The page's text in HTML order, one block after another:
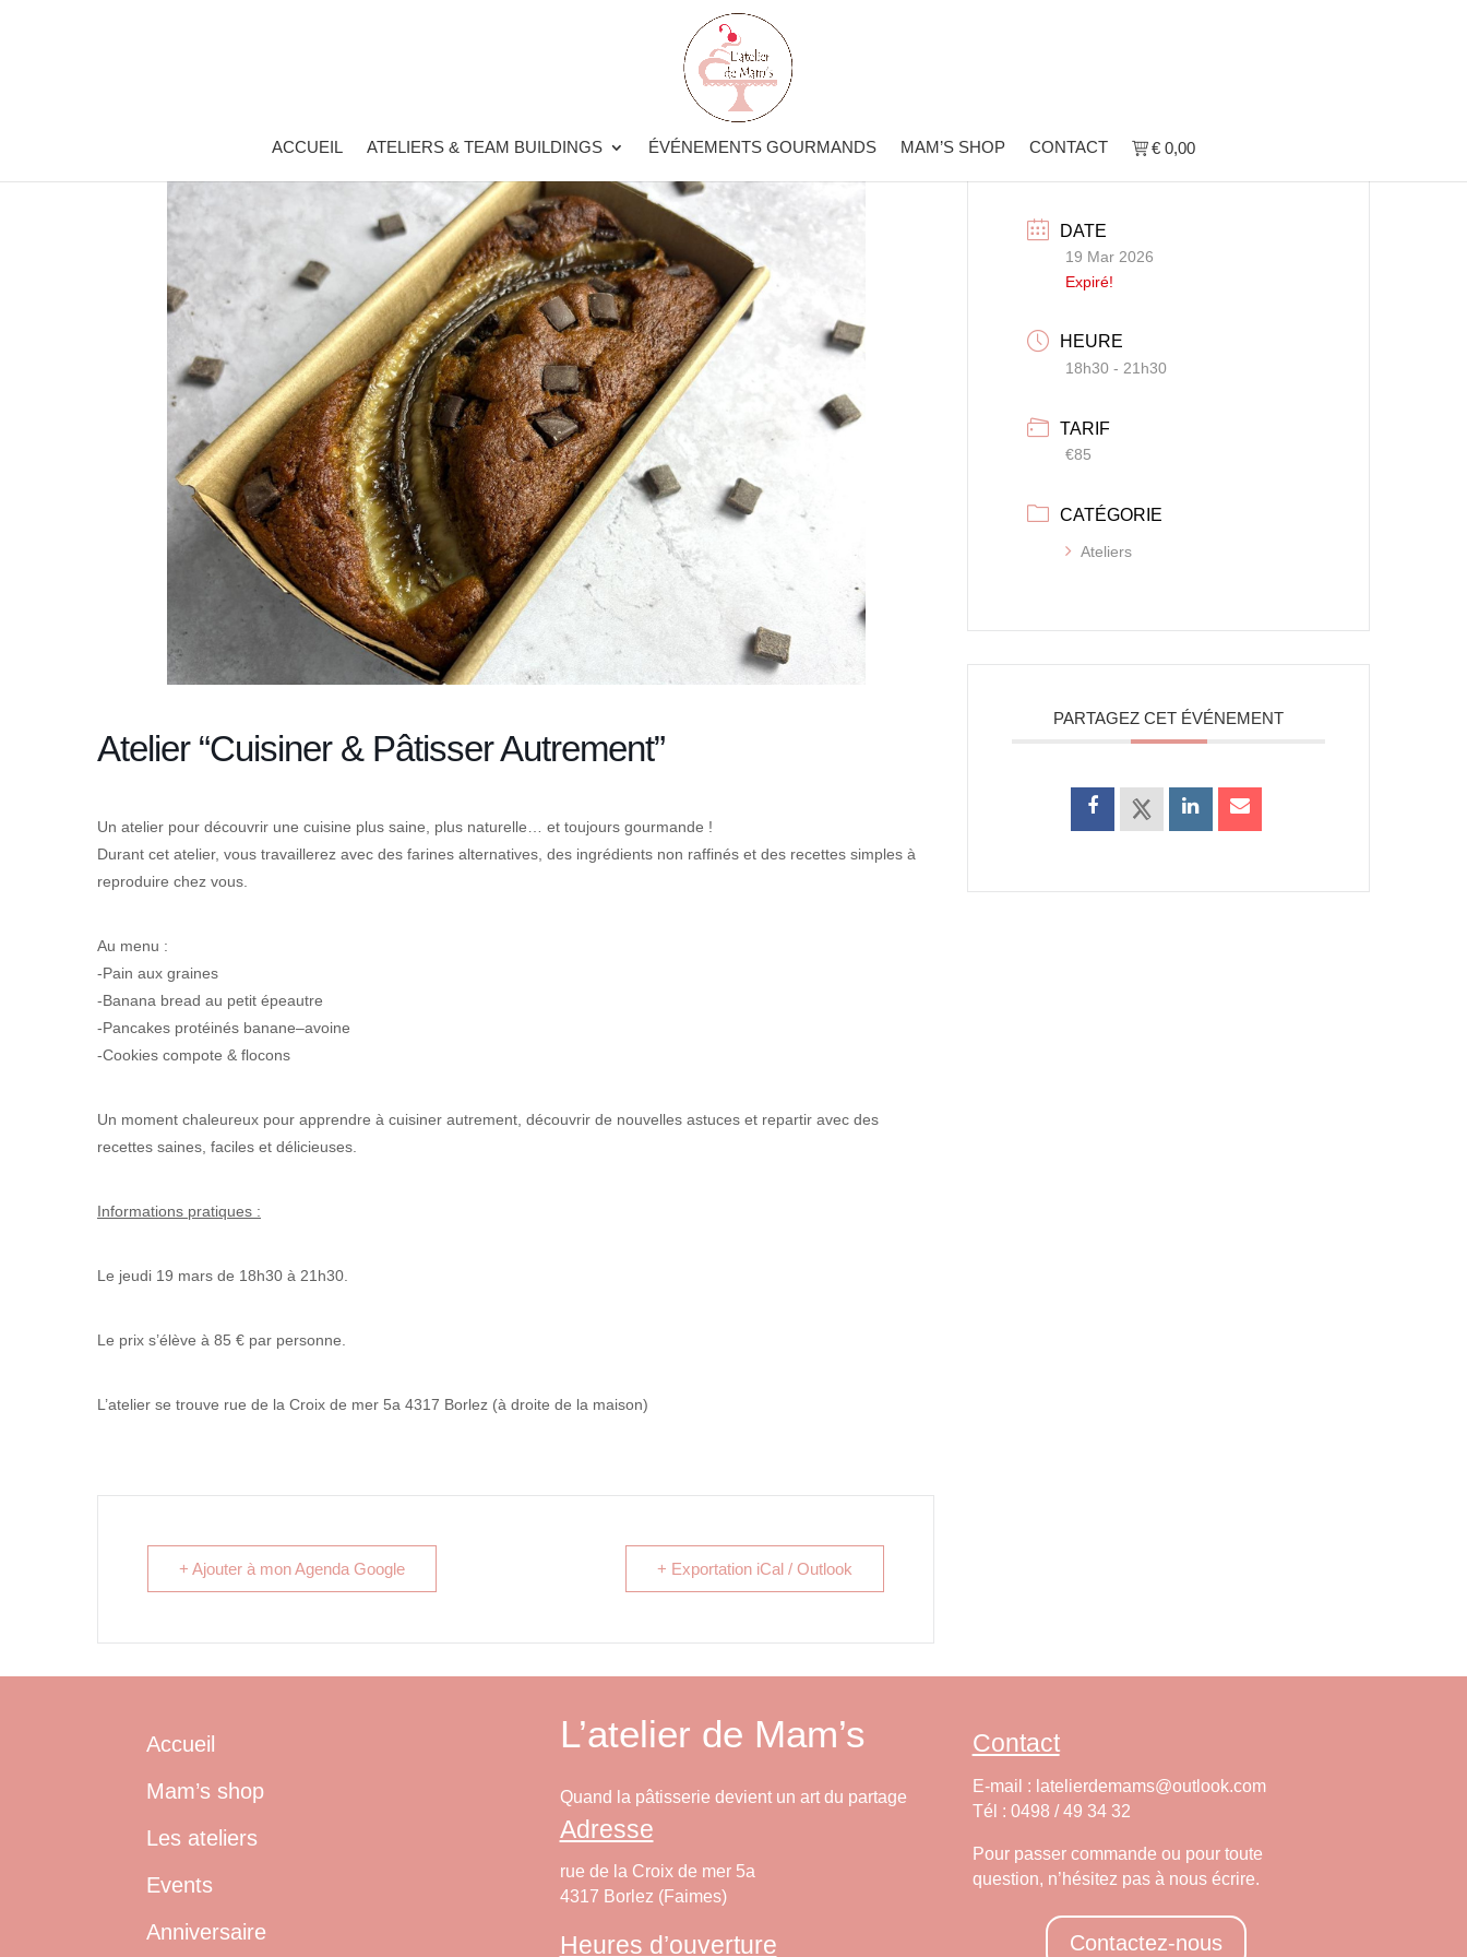
ACCUEIL ATELIERS & TEAM BUILDINGS ÉVÉNEMENTS GOURMANDS MAM’S SHOP CONTACT € 0,00
Atelier “Cuisiner & Pâtisser Autrement”
Un atelier pour découvrir une cuisine plus saine, plus naturelle… et toujours gourmande !
Durant cet atelier, vous travaillerez avec des farines alternatives, des ingrédients non raffinés et des recettes simples à
reproduire chez vous.
Au menu :
-Pain aux graines
-Banana bread au petit épeautre
-Pancakes protéinés banane–avoine
-Cookies compote & flocons
Un moment chaleureux pour apprendre à cuisiner autrement, découvrir de nouvelles astuces et repartir avec des
recettes saines, faciles et délicieuses.
Informations pratiques :
Le jeudi 19 mars de 18h30 à 21h30.
Le prix s’élève à 85 € par personne.
L’atelier se trouve rue de la Croix de mer 5a 4317 Borlez (à droite de la maison)
+ Ajouter à mon Agenda Google + Exportation iCal / Outlook
DATE
19 Mar 2026
Expiré!
HEURE
18h30 - 21h30
TARIF
€85
CATÉGORIE
Ateliers
PARTAGEZ CET ÉVÉNEMENT
Accueil
Mam’s shop
Les ateliers
Events
Anniversaire
L’atelier de Mam’s
Quand la pâtisserie devient un art du partage
Adresse
rue de la Croix de mer 5a
4317 Borlez (Faimes)
Heures d’ouverture
Contact
E-mail : latelierdemams@outlook.com
Tél : 0498 / 49 34 32
Pour passer commande ou pour toute
question, n’hésitez pas à nous écrire.
Contactez-nous